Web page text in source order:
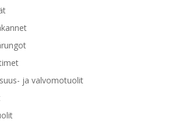
ja valvomotuolit